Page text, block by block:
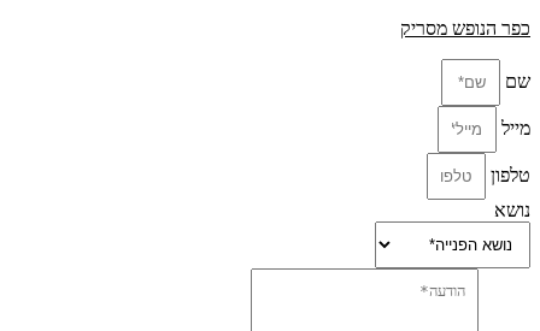
כפר הנופש מסריק
שם
מייל
טלפון
נושא